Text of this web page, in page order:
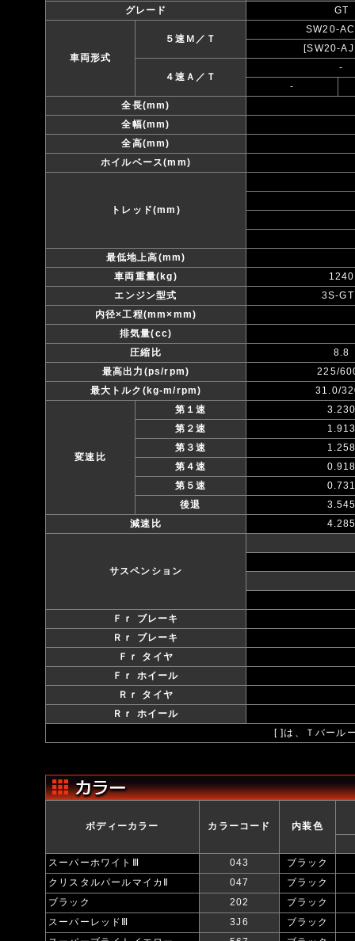
グレード
GT
車両形式
５速Ｍ／Ｔ
SW20-
[SW20-
４速Ａ／Ｔ
-
-
全長(mm)
全幅(mm)
全高(mm)
ホイルベース(mm)
トレッド(mm)
最低地上高(mm)
車両重量(kg)
1240
エンジン型式
3S-
内径×工程(mm×mm)
排気量(cc)
圧縮比
8.8
最高出力(ps/rpm)
225/
最大トルク(kg-m/rpm)
31.0/
変速比
第１速
第２速
第３速
第４速
第５速
後退
減速比
サスペンション
Ｆｒ ブレーキ
Ｒｒ ブレーキ
Ｆｒ タイヤ
Ｆｒ ホイール
Ｒｒ タイヤ
Ｒｒ ホイール
[ ]は、Ｔバール
ボディーカラー カラーコード 内装色
スーパーホワイトⅢ 043
ブラック
クリスタルパールマイカⅡ
047
ブラック
ブラック
202
ブラック
スーパーレッドⅢ
3J6
ブラック